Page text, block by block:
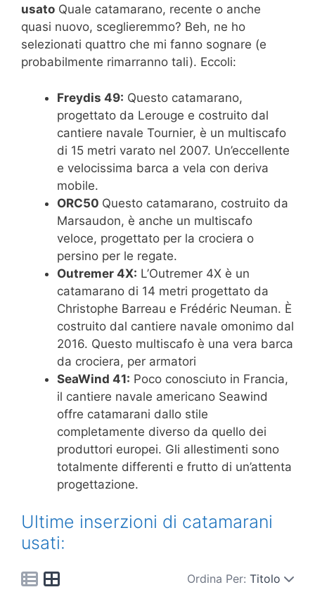
usato Quale catamarano, recente o anche
quasi nuovo, sceglieremmo? Beh, ne ho
selezionati quattro che mi fanno sognare (e
probabilmente rimarranno tali). Eccoli:
Freydis 49: Questo catamarano,
progettato da Lerouge e costruito dal
cantiere navale Tournier, è un multiscafo
di 15 metri varato nel 2007. Un’eccellente
e velocissima barca a vela con deriva
mobile.
ORC50 Questo catamarano, costruito da
Marsaudon, è anche un multiscafo
veloce, progettato per la crociera o
persino per le regate.
Outremer 4X: L’Outremer 4X è un
catamarano di 14 metri progettato da
Christophe Barreau e Frédéric Neuman. È
costruito dal cantiere navale omonimo dal
2016. Questo multiscafo è una vera barca
da crociera, per armatori
SeaWind 41: Poco conosciuto in Francia,
il cantiere navale americano Seawind
offre catamarani dallo stile
completamente diverso da quello dei
produttori europei. Gli allestimenti sono
totalmente differenti e frutto di un’attenta
progettazione.
Ultime inserzioni di catamarani
usati:
Ordina Per: Titolo